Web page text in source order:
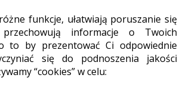
funkcje, ułatwiają poruszanie się
informacje o Twoich
to by prezentować Ci odpowiednie
się do podnoszenia jakości
“cookies” w celu: